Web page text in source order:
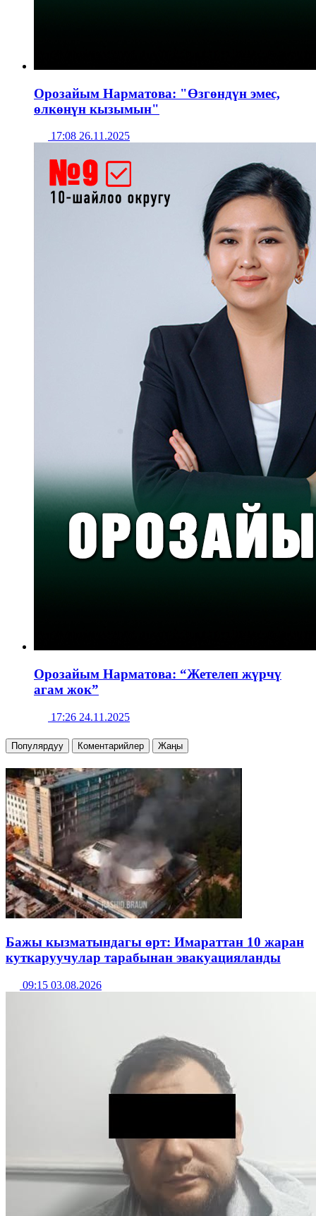
Орозайым Нарматова: "Өзгөндүн эмес,
өлкөнүн кызымын"
17:08 26.11.2025
Орозайым Нарматова: “Жетелеп жүрчү
агам жок”
17:26 24.11.2025
Популярдуу Коментарийлер Жаңы
Бажы кызматындагы өрт: Имараттан 10 жаран
куткаруучулар тарабынан эвакуацияланды
09:15 03.08.2026